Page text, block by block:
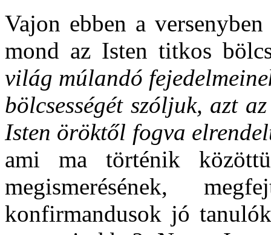
Vajon ebben a
mond az Isten titkos
világ múlandó
bölcsességét szóljuk, azt
Isten öröktől fogva
ami ma történik
megismerésének,
konfirmandusok jó